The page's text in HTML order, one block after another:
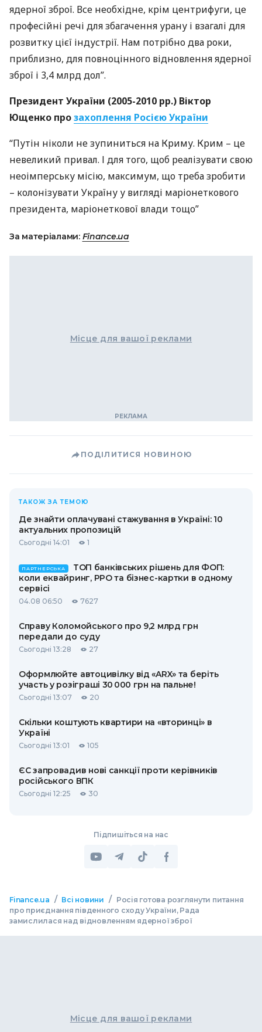
ядерної зброї. Все необхідне, крім центрифуги, це
професійні речі для збагачення урану і взагалі для
розвитку цієї індустрії. Нам потрібно два роки,
приблизно, для повноцінного відновлення ядерної
зброї і 3,4 млрд дол”.
Президент України (2005-2010 рр.) Віктор
Ющенко прозахоплення Росією України
“Путін ніколи не зупиниться на Криму. Крим – це
невеликий привал. І для того, щоб реалізувати свою
неоімперську місію, максимум, що треба зробити
– колонізувати Україну у вигляді маріонеткового
президента, маріонеткової влади тощо”
За матеріалами: Finance.ua
Місце для вашої реклами
ПОДІЛИТИСЯ НОВИНОЮ
ТАКОЖ ЗА ТЕМОЮ
Де знайти оплачувані стажування в Україні: 10
актуальних пропозицій
Сьогодні 14:01 1
ПАРТНЕРСЬКА
ТОП банківських рішень для ФОП:
коли еквайринг, РРО та бізнес-картки в одному
сервісі
04.08 06:50 7627
Справу Коломойського про 9,2 млрд грн
передали до суду
Сьогодні 13:28 27
Оформлюйте автоцивілку від «ARX» та беріть
участь у розіграші 30 000 грн на пальне!
Сьогодні 13:07 20
Скільки коштують квартири на «вторинці» в
Україні
Сьогодні 13:01 105
ЄС запровадив нові санкції проти керівників
російського ВПК
Сьогодні 12:25 30
Підпишіться на нас
Finance.ua / Всі новини /
Росія готова розглянути питання
про приєднання південного сходу України, Рада
замислилася над відновленням ядерної зброї
Місце для вашої реклами